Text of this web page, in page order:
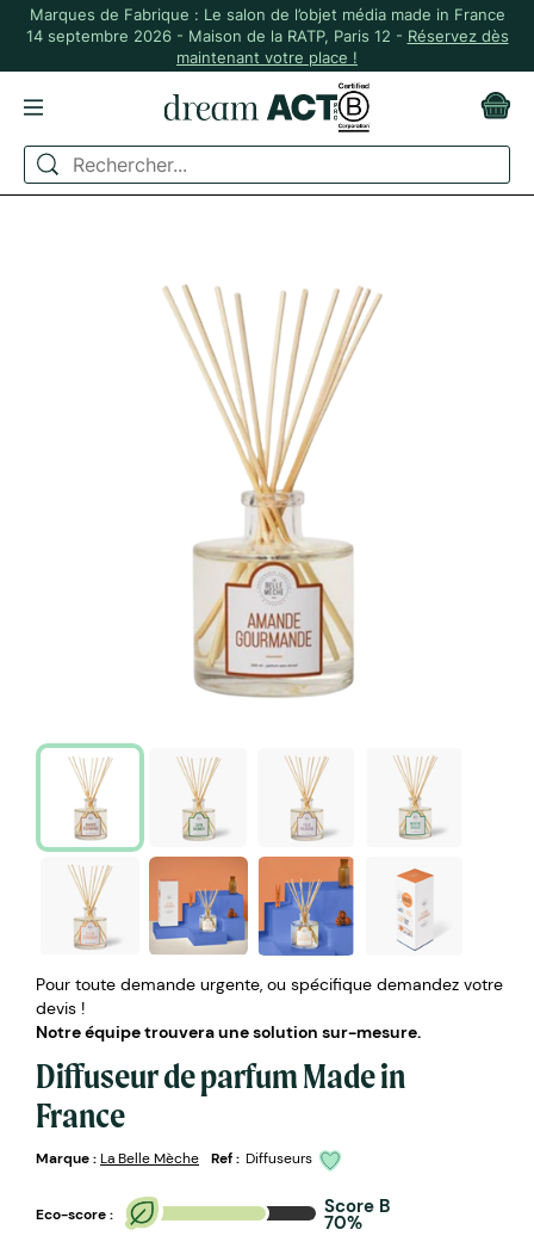
Marques de Fabrique : Le salon de l’objet média made in France
14 septembre 2026 - Maison de la RATP, Paris 12 - Réservez dès
maintenant votre place !
ACCUEIL
BOUGIES ET DIFFUSEURS
DIFFUSEUR DE PARFUM MADE IN FRANCE
Pour toute demande urgente, ou spécifique demandez votre
devis !
Notre équipe trouvera une solution sur-mesure.
Diffuseur de parfum Made in
France
Marque :La Belle Mèche Ref : Diffuseurs
Eco-score : Score B
70%